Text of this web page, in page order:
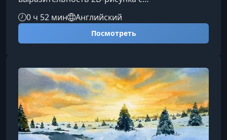
возможностями 3D-сцены. В этом курсе вы шаг
за шагом освоите технику смешанной
анимации, научитесь уверенно работать
научитесьКурс построен так, чтобы дать вам
практические навыки создания гибридных
2D/3D-сцен и помочь раскрыть потенциал
инструмента Grease
0 ч 52 мин Английский
Посмотреть